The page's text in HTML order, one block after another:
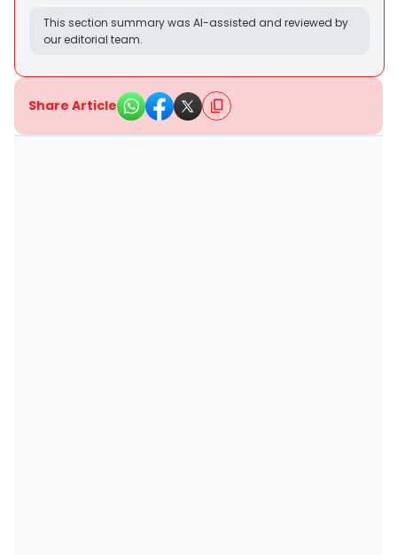
This section summary was AI-assisted and reviewed by
our editorial team.
Share Article